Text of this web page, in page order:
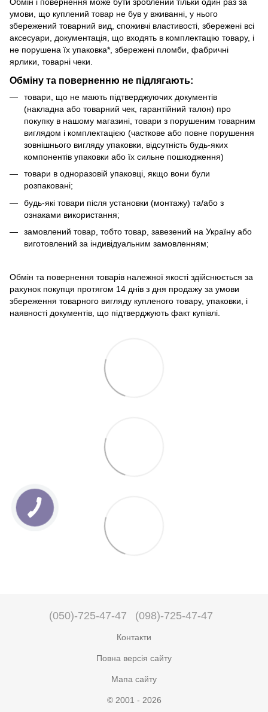
Обмін і повернення може бути зроблений тільки один раз за
умови, що куплений товар не був у вживанні, у нього
збережений товарний вид, споживчі властивості, збережені всі
аксесуари, документація, що входять в комплектацію товару, і
не порушена їх упаковка*, збережені пломби, фабричні
ярлики, товарні чеки.
Обміну та поверненню не підлягають:
товари, що не мають підтверджуючих документів
(накладна або товарний чек, гарантійний талон) про
покупку в нашому магазині, товари з порушеним товарним
виглядом і комплектацією (часткове або повне порушення
зовнішнього вигляду упаковки, відсутність будь-яких
компонентів упаковки або їх сильне пошкодження)
товари в одноразовій упаковці, якщо вони були
розпаковані;
будь-які товари після установки (монтажу) та/або з
ознаками використання;
замовлений товар, тобто товар, завезений на Україну або
виготовлений за індивідуальним замовленням;
Обмін та повернення товарів належної якості здійснюється за
рахунок покупця протягом 14 днів з дня продажу за умови
збереження товарного вигляду купленого товару, упаковки, і
наявності документів, що підтверджують факт купівлі.
(050)-725-47-47 (098)-725-47-47
Контакти
Повна версія сайту
Мапа сайту
© 2001 - 2026